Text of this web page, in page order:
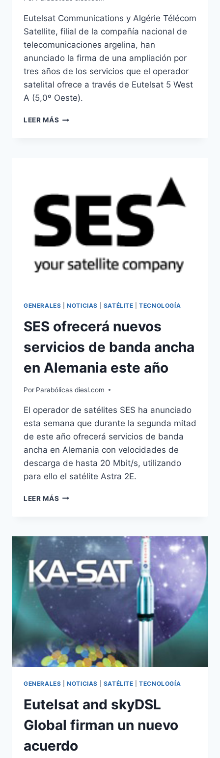
Eutelsat Communications y Algérie Télécom
Satellite, filial de la compañía nacional de
telecomunicaciones argelina, han
anunciado la firma de una ampliación por
tres años de los servicios que el operador
satelital ofrece a través de Eutelsat 5 West
A (5,0º Oeste).
LEER MÁS EUTELSAT
ARGELIA
GENERALES |NOTICIAS SATÉLITE |TECNOLOGÍA
SES ofrecerá nuevos
servicios de banda ancha
en Alemania este año
Por Parabólicas diesl.com
El operador de satélites SES ha anunciado
esta semana que durante la segunda mitad
de este año ofrecerá servicios de banda
ancha en Alemania con velocidades de
descarga de hasta 20 Mbit/s, utilizando
para ello el satélite Astra 2E.
LEER MÁS SES
DE
BANDA
ANCHA
EN
ALEMANIA
ESTE
AÑO
GENERALES |NOTICIAS SATÉLITE |TECNOLOGÍA
Eutelsat and skyDSL
Global firman un nuevo
acuerdo